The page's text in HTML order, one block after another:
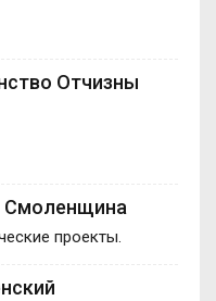
Отчизны
Смоленщина
проекты.